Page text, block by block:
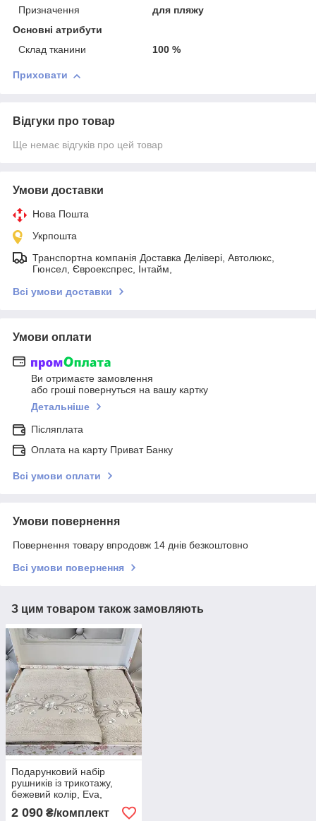
Призначення
для пляжу
Основні атрибути
Склад тканини
100 %
Приховати
Відгуки про товар
Ще немає відгуків про цей товар
Умови доставки
Нова Пошта
Укрпошта
Транспортна компанія Доставка Делівері, Автолюкс,
Гюнсел, Євроекспрес, Інтайм,
Всі умови доставки
Умови оплати
Ви отримаєте замовлення
або гроші повернуться на вашу картку
Детальніше
Післяплата
Оплата на карту Приват Банку
Всі умови оплати
Умови повернення
Повернення товару впродовж 14 днів безкоштовно
Всі умови повернення
З цим товаром також замовляють
Подарунковий набір
рушників із трикотажу,
бежевий колір, Eva,
Pupilla. Туреччина
2 090 ₴/комплект